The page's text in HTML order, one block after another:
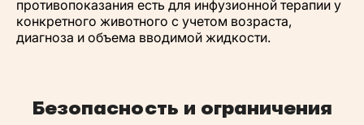
противопоказания есть для инфузионной терапии у
конкретного животного с учетом возраста,
диагноза и объема вводимой жидкости.
Безопасность и ограничения